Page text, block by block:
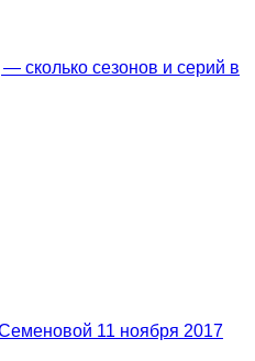
сколько сезонов и серий в
11 ноября 2017